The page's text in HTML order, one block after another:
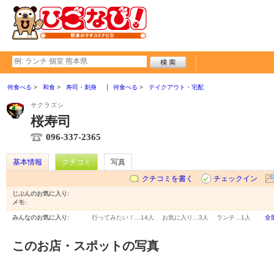
何食べる 和食 寿司・刺身 何食べる テイクアウト・宅配
サクラズシ
桜寿司
096-337-2365
基本情報 クチコミ
写真
クチコミを書く
チェックイン
じぶんのお気に入り:
メモ:
みんなのお気に入り: 行ってみたい！… 14人 お気に入り… 3人 ランチ… 1人 全
このお店・スポットの写真